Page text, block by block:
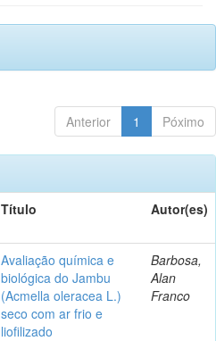
Anterior 1 Póximo
Título Autor(es)
Avaliação química e
biológica do Jambu
(Acmella oleracea L.)
seco com ar frio e
liofilizado
Barbosa,
Alan
Franco